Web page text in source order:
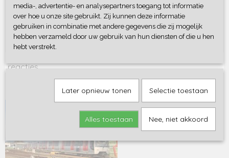
I-Deal
Betalen via I-Deal uitgesteld
Lees meer
reacties
Inventarisatie RET RSG 3 Metro
Inventarisatie RSG 3
Lees meer
Ok
media-, advertentie- en analysepartners toegang tot informatie
over hoe u onze site gebruikt. Zij kunnen deze informatie
gebruiken in combinatie met andere gegevens die zij mogelijk
hebben verzameld door uw gebruik van hun diensten of die u hen
hebt verstrekt.
Later opnieuw tonen Selectie toestaan
Alles toestaan Nee, niet akkoord